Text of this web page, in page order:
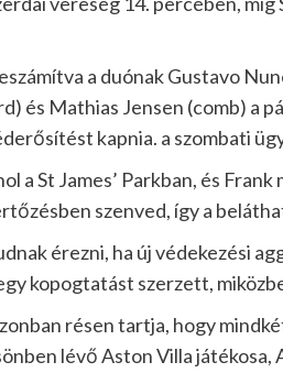
a duónak Gustavo
és Mathias Jensen (comb) a
kapnia. a szombati
a St James’ Parkban, és
szenved, így a
érezni, ha új védekezési
kopogtatást szerzett,
résen tartja, hogy
lévő Aston Villa